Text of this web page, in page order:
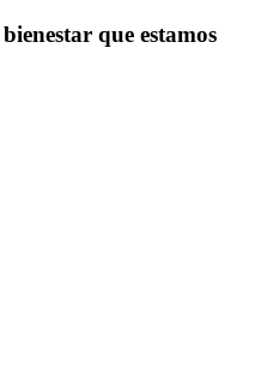
que estamos